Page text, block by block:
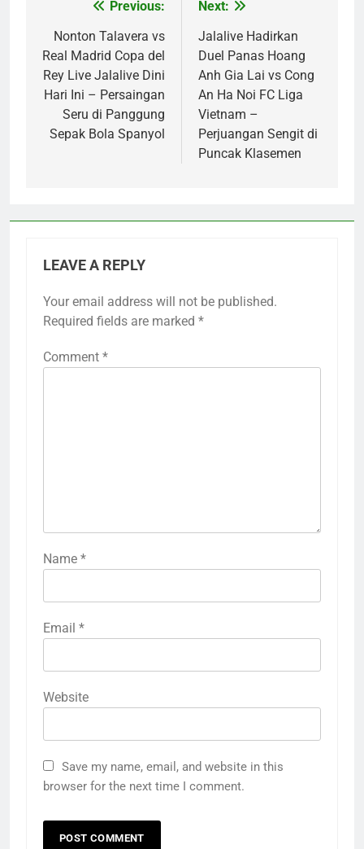
navigation
Previous:
Nonton Talavera vs
Real Madrid Copa del
Rey Live Jalalive Dini
Hari Ini – Persaingan
Seru di Panggung
Sepak Bola Spanyol
Next:
Jalalive Hadirkan
Duel Panas Hoang
Anh Gia Lai vs Cong
An Ha Noi FC Liga
Vietnam –
Perjuangan Sengit di
Puncak Klasemen
LEAVE A REPLY
Your email address will not be published.
Required fields are marked *
Comment *
Name *
Email *
Website
Save my name, email, and website in this
browser for the next time I comment.